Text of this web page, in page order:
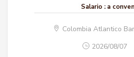
Salario : a
Colombia Atlantico
2026/08/07